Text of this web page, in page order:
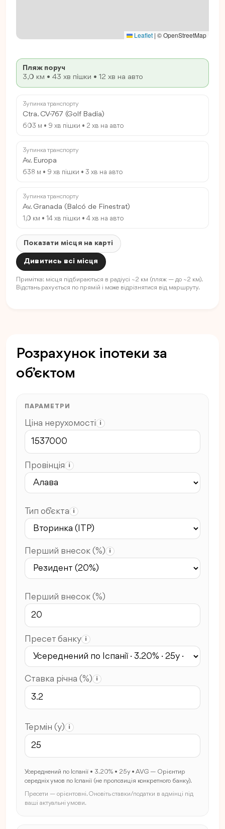
Leaflet | © OpenStreetMap
Пляж поруч
3,0 км • 43 хв пішки • 12 хв на авто
Зупинка транспорту
Ctra. CV-767 (Golf Badia)
603 м • 9 хв пішки • 2 хв на авто
Зупинка транспорту
Av. Europa
638 м • 9 хв пішки • 3 хв на авто
Зупинка транспорту
Av. Granada (Balcó de Finestrat)
1,0 км • 14 хв пішки • 4 хв на авто
Показати місця на карті
Дивитись всі місця
Примітка: місця підбираються в радіусі ~2 км (пляж — до ~2 км).
Відстань рахується по прямій і може відрізнятися від маршруту.
Розрахунок іпотеки за
об’єктом
ПАРАМЕТРИ
Ціна нерухомості i
Провінція i
Тип об’єкта i
Перший внесок (%) i
Перший внесок (%)
Пресет банку i
Ставка річна (%) i
Термін (y) i
Усереднений по Іспанії • 3.20% • 25y • AVG — Орієнтир
середніх умов по Іспанії (не пропозиція конкретного банку).
Пресети — орієнтовні. Оновіть ставки/податки в адмінці під
ваші актуальні умови.